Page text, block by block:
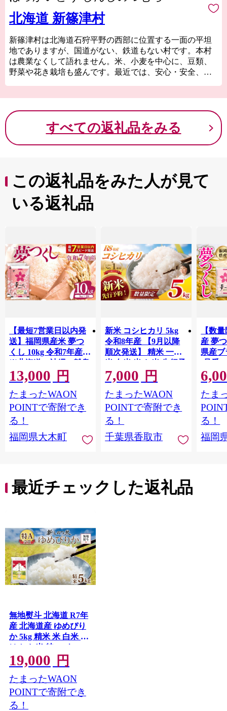
北海道 新篠津村
新篠津村は北海道石狩平野の西部に位置する一面の平坦
地でありますが、国道がない、鉄道もない村です。本村
は農業なくして語れません。米、小麦を中心に、豆類、
野菜や花き栽培も盛んです。最近では、安心・安全、環
援していただき、新篠津村の魅力を知っていただければ
幸いです。すべての返礼品をみる
この返礼品をみた人が見て
いる返礼品
【最短7営業日以内発
送】福岡県産米 夢つ
くし 10kg 令和7年産
※北海道・沖縄・離島
は配送不可 |【精米 単
一米 単一原料米 7年産
国産 お米 ブランド米
5kg × 2 ゆめつくし】
CY009_01
13,000 円
たまったWAON
POINTで寄附でき
る！
福岡県大木町
新米 コシヒカリ 5kg
令和8年産 【9月以降
順次発送】 精米 一等
米 白米 米 お米 先行予
約 数量 限定 こしひか
り 5キロ 米5kg ごはん
こめ コメ はくまい お
米マイスター 厳選 予
約 白飯 ※ okome kome
おむすび おにぎり 国
産 飯 おこめ 取り寄せ
7,000 円
たまったWAON
POINTで寄附でき
る！
千葉県香取市
【数
産 夢
県産ブ
(品番
たま
る！
福岡
最近チェックした返礼品
無地熨斗 北海道 R7年
産 北海道産 ゆめぴり
か 5kg 精米 米 白米 ご
はん お米 特A 5キロ
北海道米 ご飯 お取り
寄せ 送料無料 令和7年
産
19,000 円
たまったWAON
POINTで寄附でき
る！